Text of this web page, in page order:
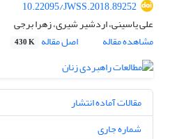
10.22095/JWSS.2018.89252
علی یاسینی، اردشیر شیری، زهرا برجی
مشاهده مقاله
اصل مقاله 430 K
مقالات آماده انتشار
شماره جاری